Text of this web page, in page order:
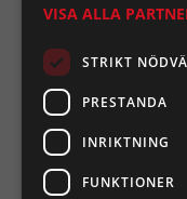
SIXTEN NILSSONS
POWERED BY EMPORI
VISA ALLA
STRIKT
PRESTANDA
INRIKTNING
FUNKTIONER